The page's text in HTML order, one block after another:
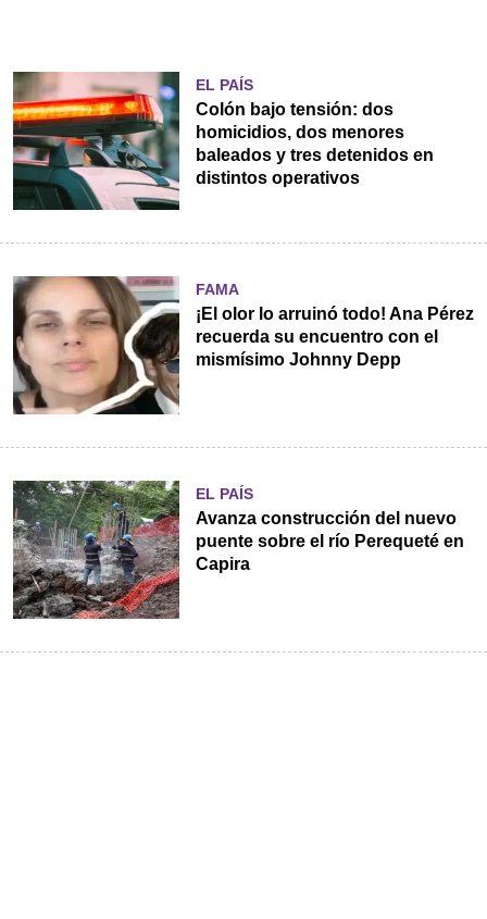
EL PAÍS
Colón bajo tensión: dos
homicidios, dos menores
baleados y tres detenidos en
distintos operativos
FAMA
¡El olor lo arruinó todo! Ana Pérez
recuerda su encuentro con el
mismísimo Johnny Depp
EL PAÍS
Avanza construcción del nuevo
puente sobre el río Perequeté en
Capira